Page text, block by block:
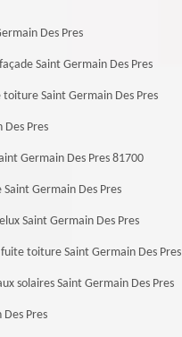
Des Pres
Saint Germain Des Pres
Saint Germain Des Pres
Des Pres
Germain Des Pres 81700
Germain Des Pres
Saint Germain Des Pres
toiture Saint Germain Des Pres
solaires Saint Germain Des Pres
Pres